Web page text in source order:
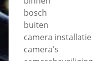
bosch
buiten
camera installatie
camera's